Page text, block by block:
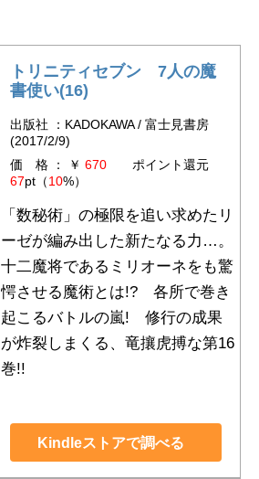
トリニティセブン 7人の魔
書使い(16)
出版社 ：KADOKAWA / 富士見書房
(2017/2/9)
価 格 ： ￥ 670ポイント還元
67pt（10%）
「数秘術」の極限を追い求めたリ
ーゼが編み出した新たなる力…。
十二魔将であるミリオーネをも驚
愕させる魔術とは!? 各所で巻き
起こるバトルの嵐! 修行の成果
が炸裂しまくる、竜攘虎搏な第16
巻!!
Kindleストアで調べる